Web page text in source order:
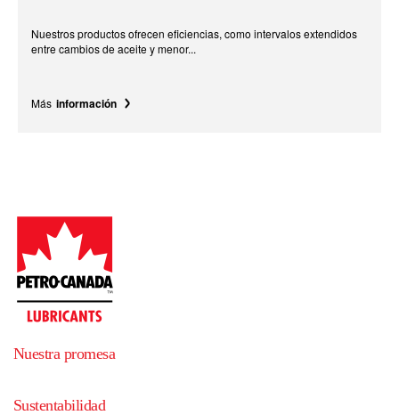
Nuestros productos ofrecen eficiencias, como intervalos extendidos
entre cambios de aceite y menor...
Más información
Nuestra promesa
Sustentabilidad